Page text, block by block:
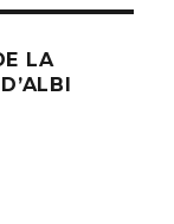
LA